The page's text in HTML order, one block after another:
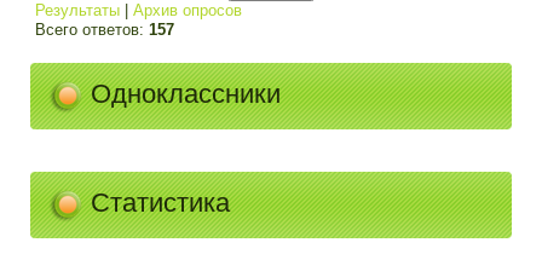
Результаты |Архив опросов
Всего ответов:157
Одноклассники
Статистика